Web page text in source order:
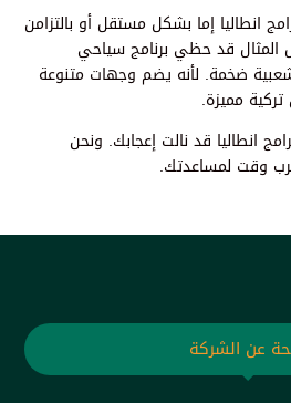
انطاليا إما بشكل مستقل أو بالتزامن
المثال قد حظي برنامج سياحي
ضخمة. لأنه يضم وجهات متنوعة
انطاليا قد نالت إعجابك. ونحن
وقت لمساعدتك.
عن الشركة